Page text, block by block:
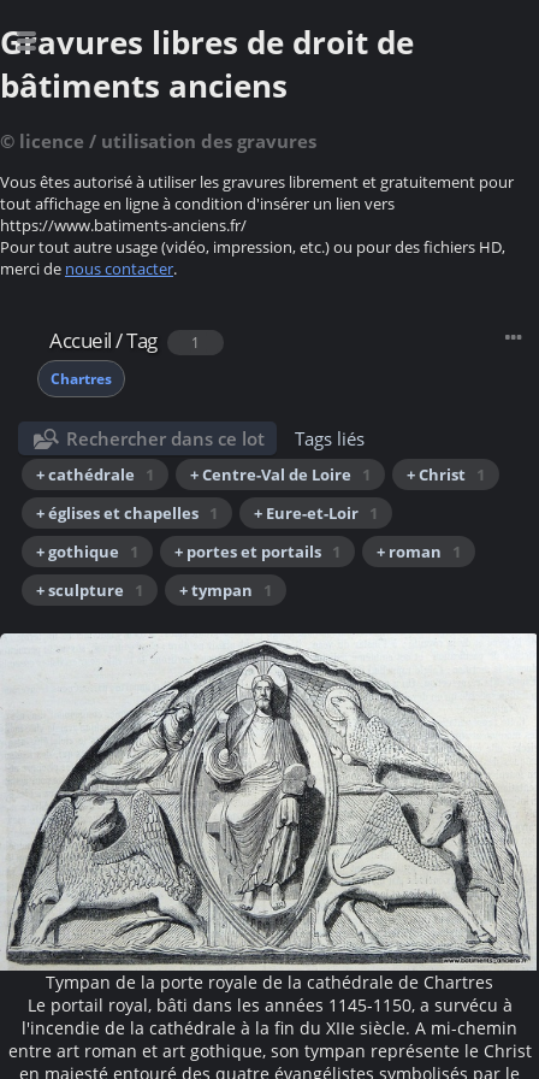
Gravures libres de droit de
bâtiments anciens
© licence / utilisation des gravures
Vous êtes autorisé à utiliser les gravures librement et gratuitement pour
tout affichage en ligne à condition d'insérer un lien vers
https://www.batiments-anciens.fr/
Pour tout autre usage (vidéo, impression, etc.) ou pour des fichiers HD,
merci de nous contacter.
Accueil/Tag
1
Chartres
Rechercher dans ce lot Tags liés
+ cathédrale 1 + Centre-Val de Loire 1 + Christ 1
+ églises et chapelles 1 + Eure-et-Loir 1
+ gothique
1 + portes et portails 1 + roman
1
+ sculpture
1 + tympan 1
Tympan de la porte royale de la cathédrale de Chartres
Le portail royal, bâti dans les années 1145-1150, a survécu à
l'incendie de la cathédrale à la fin du XIIe siècle. A mi-chemin
entre art roman et art gothique, son tympan représente le Christ
en majesté entouré des quatre évangélistes symbolisés par le